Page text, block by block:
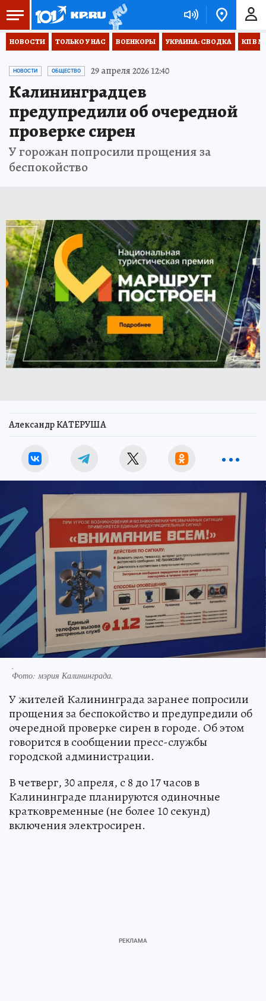
НОВОСТИ ТОЛЬКО У НАС ВОЕНКОРЫ УКРАИНА: СВОДКА КП В
НОВОСТИ ОБЩЕСТВО 29 апреля 2026 12:40
Калининградцев
предупредили об очередной
проверке сирен
У горожан попросили прощения за
беспокойство
Александр КАТЕРУША
.
Фото:мэрия Калининграда.
У жителей Калининграда заранее попросили
прощения за беспокойство и предупредили об
очередной проверке сирен в городе. Об этом
говорится в сообщении пресс-службы
городской администрации.
В четверг, 30 апреля, с 8 до 17 часов в
Калининграде планируются одиночные
кратковременные (не более 10 секунд)
включения электросирен.